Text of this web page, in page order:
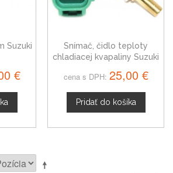
Suzuki
€
Snímač, čidlo teploty
chladiacej kvapaliny Suzuki
cena s DPH: 25,00 €
Pridať do košíka